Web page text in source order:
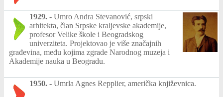
1929. - Umro Andra Stevanović, srpski
arhitekta, član Srpske kraljevske akademije,
profesor Velike škole i Beogradskog
univerziteta. Projektovao je više značajnih
građevina, među kojima zgrade Narodnog muzeja i
Akademije nauka u Beogradu.
1950. - Umrla Agnes Repplier, američka književnica.